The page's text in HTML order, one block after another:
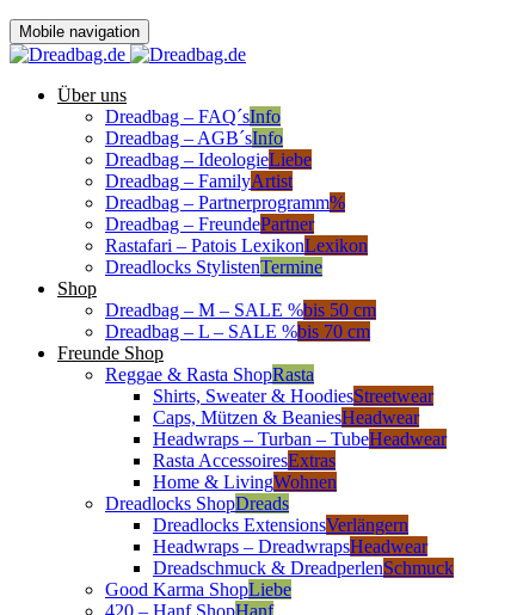
Mobile navigation
Über uns
Dreadbag – FAQ´sInfo
Dreadbag – AGB´sInfo
Dreadbag – IdeologieLiebe
Dreadbag – FamilyArtist
Dreadbag – Partnerprogramm%
Dreadbag – FreundePartner
Rastafari – Patois LexikonLexikon
Dreadlocks StylistenTermine
Shop
Dreadbag – M – SALE %bis 50 cm
Dreadbag – L – SALE %bis 70 cm
Freunde Shop
Reggae & Rasta ShopRasta
Shirts, Sweater & HoodiesStreetwear
Caps, Mützen & BeaniesHeadwear
Headwraps – Turban – TubeHeadwear
Rasta AccessoiresExtras
Home & LivingWohnen
Dreadlocks ShopDreads
Dreadlocks ExtensionsVerlängern
Headwraps – DreadwrapsHeadwear
Dreadschmuck & DreadperlenSchmuck
Good Karma ShopLiebe
420 – Hanf ShopHanf